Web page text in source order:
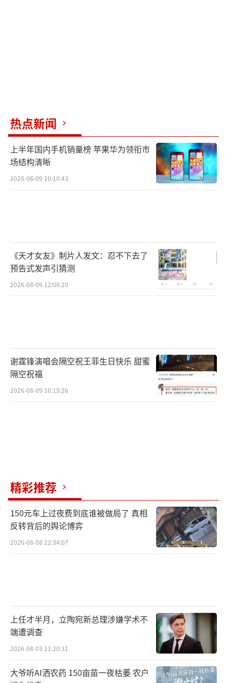
热点新闻
上半年国内手机销量榜 苹果华为领衔市
场结构清晰
2026-08-09 10:10:43
《天才女友》制片人发文：忍不下去了
预告式发声引猜测
2026-08-09 12:06:20
谢霆锋演唱会隔空祝王菲生日快乐 甜蜜
隔空祝福
2026-08-09 10:15:26
精彩推荐
150元车上过夜费到底谁被做局了 真相
反转背后的舆论博弈
2026-08-08 22:34:07
上任才半月，立陶宛新总理涉嫌学术不
端遭调查
2026-08-03 11:20:31
大爷听AI洒农药 150亩苗一夜枯萎 农户